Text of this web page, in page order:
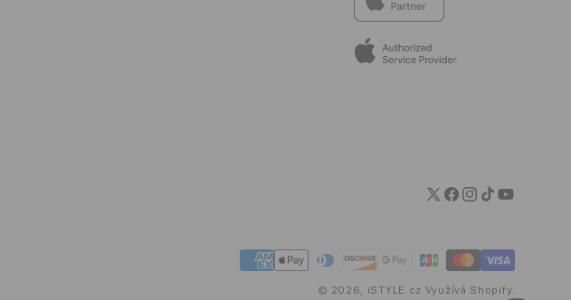
Twitter
Facebook
Instagram
TikTokYouTube
metody
© 2026, iSTYLE.cz Využívá Shopify.